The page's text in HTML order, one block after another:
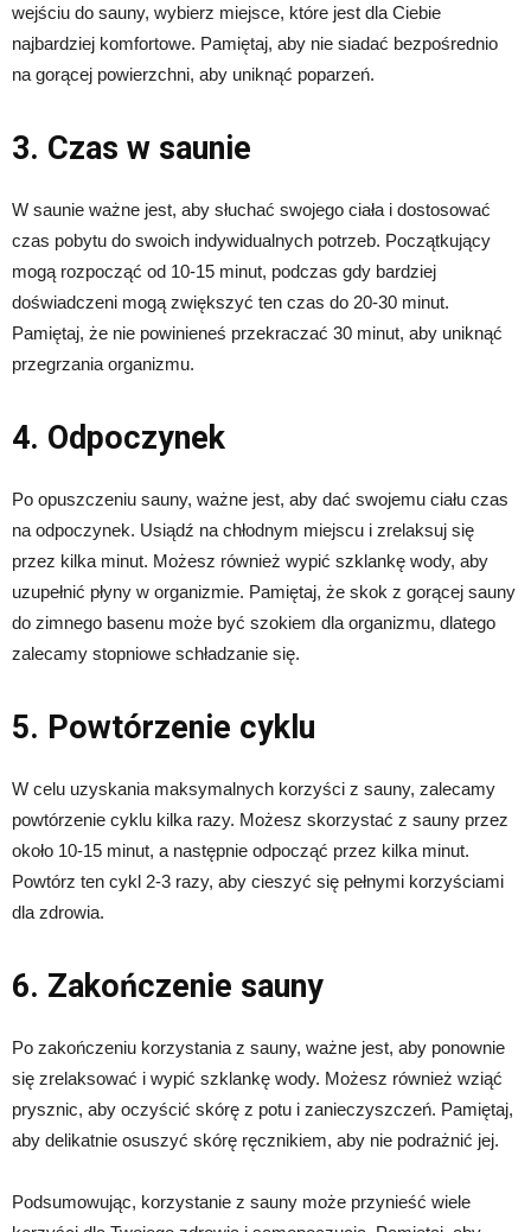
wejściu do sauny, wybierz miejsce, które jest dla Ciebie
najbardziej komfortowe. Pamiętaj, aby nie siadać bezpośrednio
na gorącej powierzchni, aby uniknąć poparzeń.
3. Czas w saunie
W saunie ważne jest, aby słuchać swojego ciała i dostosować
czas pobytu do swoich indywidualnych potrzeb. Początkujący
mogą rozpocząć od 10-15 minut, podczas gdy bardziej
doświadczeni mogą zwiększyć ten czas do 20-30 minut.
Pamiętaj, że nie powinieneś przekraczać 30 minut, aby uniknąć
przegrzania organizmu.
4. Odpoczynek
Po opuszczeniu sauny, ważne jest, aby dać swojemu ciału czas
na odpoczynek. Usiądź na chłodnym miejscu i zrelaksuj się
przez kilka minut. Możesz również wypić szklankę wody, aby
uzupełnić płyny w organizmie. Pamiętaj, że skok z gorącej sauny
do zimnego basenu może być szokiem dla organizmu, dlatego
zalecamy stopniowe schładzanie się.
5. Powtórzenie cyklu
W celu uzyskania maksymalnych korzyści z sauny, zalecamy
powtórzenie cyklu kilka razy. Możesz skorzystać z sauny przez
około 10-15 minut, a następnie odpocząć przez kilka minut.
Powtórz ten cykl 2-3 razy, aby cieszyć się pełnymi korzyściami
dla zdrowia.
6. Zakończenie sauny
Po zakończeniu korzystania z sauny, ważne jest, aby ponownie
się zrelaksować i wypić szklankę wody. Możesz również wziąć
prysznic, aby oczyścić skórę z potu i zanieczyszczeń. Pamiętaj,
aby delikatnie osuszyć skórę ręcznikiem, aby nie podrażnić jej.
Podsumowując, korzystanie z sauny może przynieść wiele